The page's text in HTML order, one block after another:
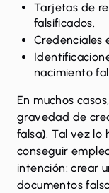
Tarjetas de
falsificados.
Credenciales
nacimiento
En muchos
gravedad de
falsa). Tal vez lo
conseguir
intención: crear
documentos